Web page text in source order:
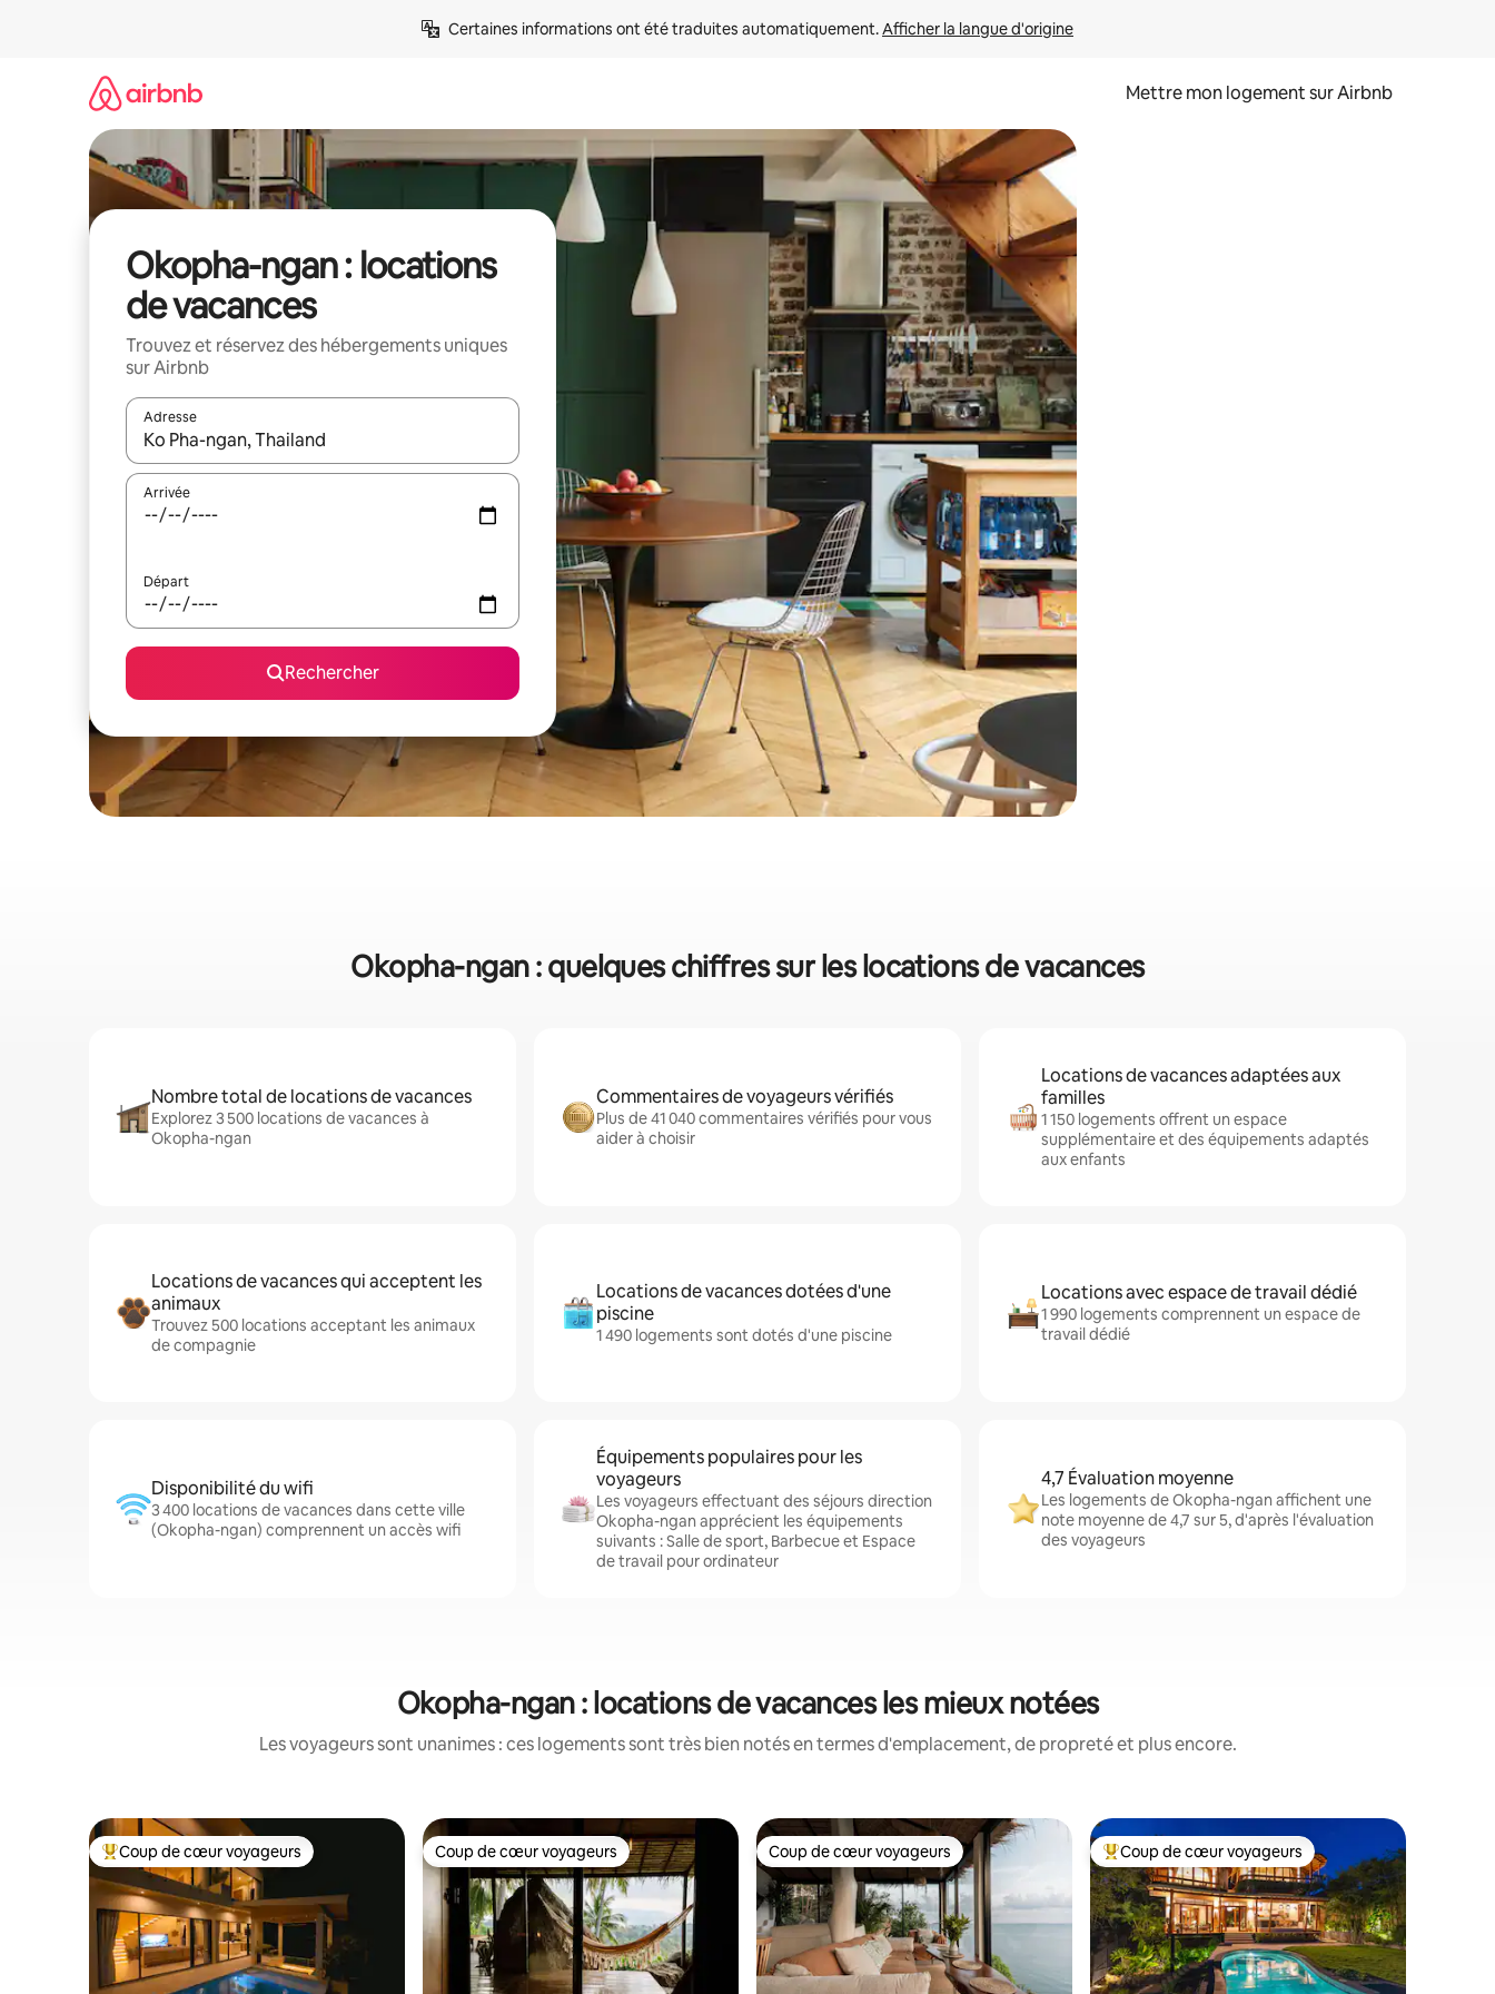
Certaines informations ont été traduites automatiquement. Afficher la langue d'origine
Mettre mon logement sur Airbnb
Okopha-ngan : locations
de vacances
Trouvez et réservez des hébergements uniques
sur Airbnb
Adresse
Lorsque les résultats s'affichent, utilisez les flèches vers le haut et vers le bas pour les parcourir ou en appuyant et en faisant glisser.
Arrivée
Départ
Rechercher
Okopha-ngan : quelques chiffres sur les locations de vacances
Nombre total de locations de vacances
Explorez 3 500 locations de vacances à
Okopha-ngan
Commentaires de voyageurs vérifiés
Plus de 41 040 commentaires vérifiés pour vous
aider à choisir
Locations de vacances adaptées aux
familles
1 150 logements offrent un espace
supplémentaire et des équipements adaptés
aux enfants
Locations de vacances qui acceptent les
animaux
Trouvez 500 locations acceptant les animaux
de compagnie
Locations de vacances dotées d'une
piscine
1 490 logements sont dotés d'une piscine
Locations avec espace de travail dédié
1 990 logements comprennent un espace de
travail dédié
Disponibilité du wifi
3 400 locations de vacances dans cette ville
(Okopha-ngan) comprennent un accès wifi
Équipements populaires pour les
voyageurs
Les voyageurs effectuant des séjours direction
Okopha-ngan apprécient les équipements
suivants : Salle de sport, Barbecue et Espace
de travail pour ordinateur
4,7 Évaluation moyenne
Les logements de Okopha-ngan affichent une
note moyenne de 4,7 sur 5, d'après l'évaluation
des voyageurs
Okopha-ngan : locations de vacances les mieux notées
Les voyageurs sont unanimes : ces logements sont très bien notés en termes d'emplacement, de propreté et plus encore.
Coups de cœur voyageurs les plus appréciés
Coup de cœur voyageurs Coup de cœur voyageurs
Coup de cœur voyageurs Coup de cœur voyageurs
Coup de cœur voyageurs Coups de cœur voyageurs les plus appréciés
Coup de cœur voyageurs